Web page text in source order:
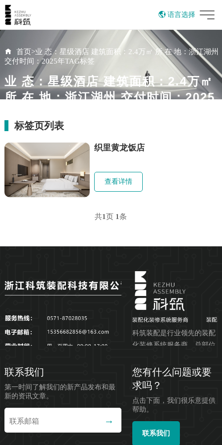
语言选择
English
首页>业 态：星级酒店 建筑面积：2.4万㎡ 所 在 地：浙江湖州
交付时间：2025年TAG标签
业 态：星级酒店 建筑面积：2.4万㎡
所 在 地：浙江湖州 交付时间：2025
标签页列表
织里黄龙饭店
查看详情
共1页 1条
联系我们
第一时间了解我们的新产品发布和最
新的资讯文章。
科筑装配是行业领先的装配
化装修系统服务商，总部位
发、设计、生产制造、装配
施...
您有什么问题或要
求吗？
点击下面，我们很乐意提供
帮助。
联系我们